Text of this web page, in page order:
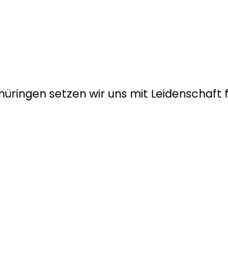
setzen wir uns mit Leidenschaft